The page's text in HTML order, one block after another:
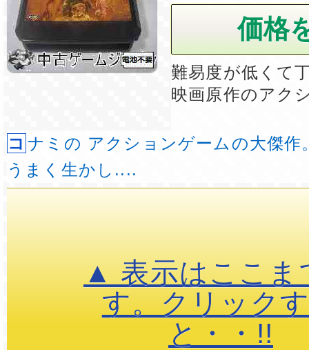
難易度が低くて
映画原作のアク
コナミの アクションゲームの大傑作。 映画の設定を
うまく生かし....
▲ 表示はここま
す。クリック
と・・!!